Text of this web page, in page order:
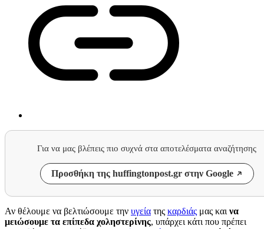
Για να μας βλέπεις πιο συχνά στα αποτελέσματα αναζήτησης
Προσθήκη της huffingtonpost.gr στην Google
Αν θέλουμε να βελτιώσουμε την υγεία της καρδιάς μας και να
μειώσουμε τα επίπεδα χοληστερίνης, υπάρχει κάτι που πρέπει